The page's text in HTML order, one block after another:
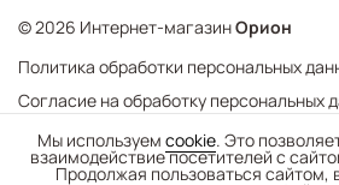
Мы используем cookie. Это
взаимодействие посетителей с
Продолжая пользоваться сайтом,
- + В
© 2026 Интернет-магазинОрион
Политика обработки персональных
Согласие на обработку персональных
Web Механика
- создание интернет-магазинов